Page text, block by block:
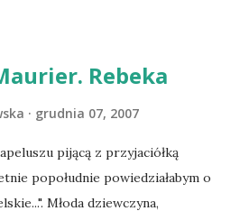
Rebeka
grudnia 07, 2007
pijącą z przyjaciółką
popołudnie powiedziałabym o
Młoda dziewczyna,